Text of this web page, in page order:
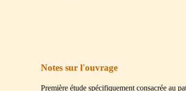
Notes sur l'ouvrage
Première étude spécifiquement consacrée au